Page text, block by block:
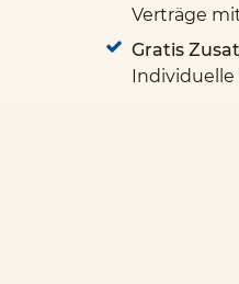
Verträge
Gratis
Individuelle